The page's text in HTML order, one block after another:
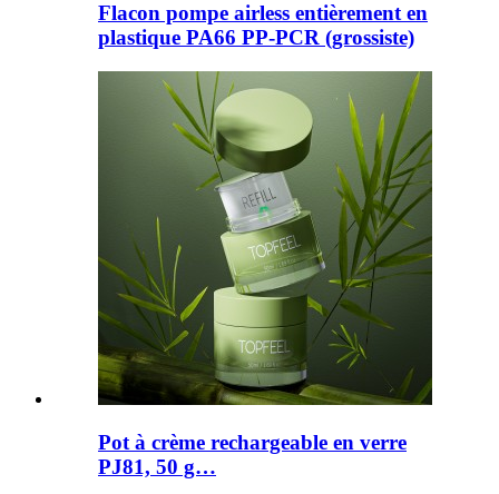
Flacon pompe airless entièrement en
plastique PA66 PP-PCR (grossiste)
Pot à crème rechargeable en verre
PJ81, 50 g…